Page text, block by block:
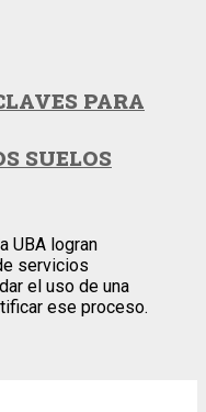
PARA
SUELOS
UBA logran
servicios
el uso de una
ese proceso.